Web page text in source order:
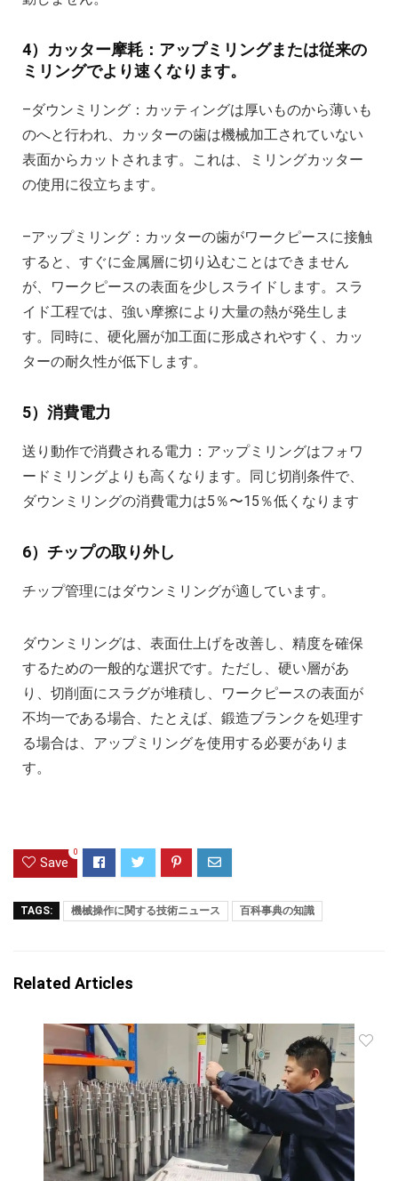
4）カッター摩耗：アップミリングまたは従来の
ミリングでより速くなります。
–ダウンミリング：カッティングは厚いものから薄いも
のへと行われ、カッターの歯は機械加工されていない
表面からカットされます。これは、ミリングカッター
の使用に役立ちます。
–アップミリング：カッターの歯がワークピースに接触
すると、すぐに金属層に切り込むことはできません
が、ワークピースの表面を少しスライドします。スラ
イド工程では、強い摩擦により大量の熱が発生しま
す。同時に、硬化層が加工面に形成されやすく、カッ
ターの耐久性が低下します。
5）消費電力
送り動作で消費される電力：アップミリングはフォワ
ードミリングよりも高くなります。同じ切削条件で、
ダウンミリングの消費電力は5％〜15％低くなります
6）チップの取り外し
チップ管理にはダウンミリングが適しています。
ダウンミリングは、表面仕上げを改善し、精度を確保
するための一般的な選択です。ただし、硬い層があ
り、切削面にスラグが堆積し、ワークピースの表面が
不均一である場合、たとえば、鍛造ブランクを処理す
る場合は、アップミリングを使用する必要がありま
す。
Save
0
TAGS: 機械操作に関する技術ニュース 百科事典の知識
Related Articles